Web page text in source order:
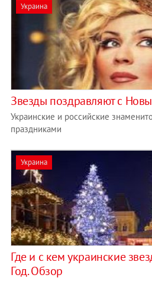
Украина
Звезды поздравляют с
Украинские и российские
праздниками
Украина
Где и с кем украинские
Год. Обзор